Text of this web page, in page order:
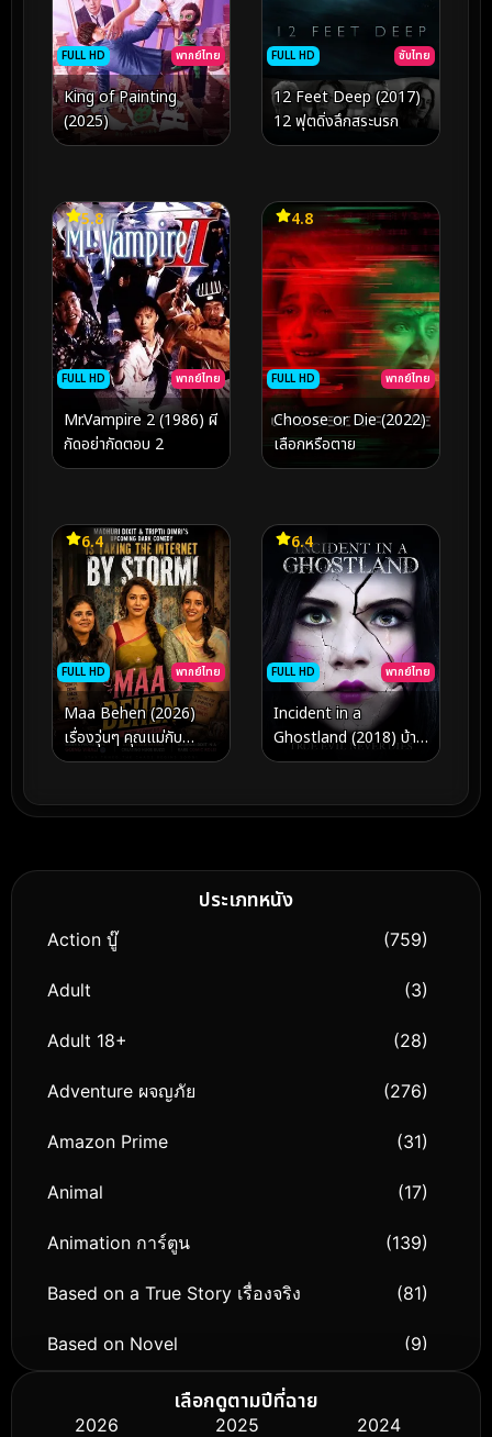
FULL HD พากย์ไทย
King of Painting
(2025)
FULL HD ซับไทย
12 Feet Deep (2017)
12 ฟุตดิ่งลึกสระนรก
FULL HD พากย์ไทย
5.8
Mr.Vampire 2 (1986) ผี
กัดอย่ากัดตอบ 2
FULL HD พากย์ไทย
4.8
Choose or Die (2022)
เลือกหรือตาย
FULL HD พากย์ไทย
6.4
Maa Behen (2026)
เรื่องวุ่นๆ คุณแม่กับ
ลูกสาว
FULL HD พากย์ไทย
6.4
Incident in a
Ghostland (2018) บ้าน
ตุ๊กตาดุ
ประเภทหนัง
Action บู๊ (759)
Adult (3)
Adult 18+ (28)
Adventure ผจญภัย (276)
Amazon Prime (31)
Animal (17)
Animation การ์ตูน (139)
Based on a True Story เรื่องจริง (81)
Based on Novel (9)
Biography ชีวิตจริงเลือกดูตามปีที่ฉาย
2026 2025
2024